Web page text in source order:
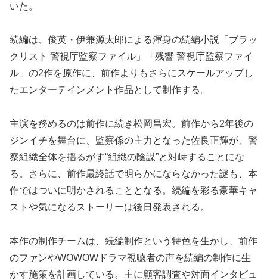
いた。
続編は、俊英・伊兼源太郎による渾身の続編小説「ブラッ
クリスト 警視庁監察ファイル」「残響 警視庁監察ファイ
ル」の2作を原作に、前作よりもさらにスケールアップし
たエンターテインメント作品として制作する。
主演を務めるのは前作に続き松岡昌宏。前作から2年後の
ジンイチを舞台に、監察係の主力となった佐良正輝が、警
察組織全体を揺るがす“組織の陰謀”と対峙することにな
る。さらに、前作最終話で明らかにならなかった謎も、本
作ではついに明かされることとなる。続編を彩る豪華キャ
ストや気になるストーリーは後日発表される。
本作の制作チームは、続編制作という特色を生かし、前作
のファンやWOWOWドラマ視聴者の声を続編の制作に生
かす施策を計画している。主に顧客調査や対面インタビュ